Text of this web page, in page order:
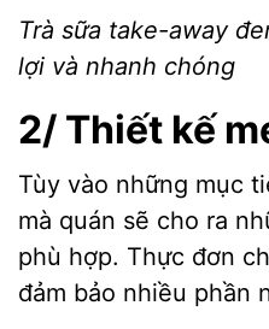
Trà sữa take-away
lợi và nhanh chóng
2/ Thiết kế
Tùy vào những mục
mà quán sẽ cho ra
phù hợp. Thực đơn
đảm bảo nhiều phần